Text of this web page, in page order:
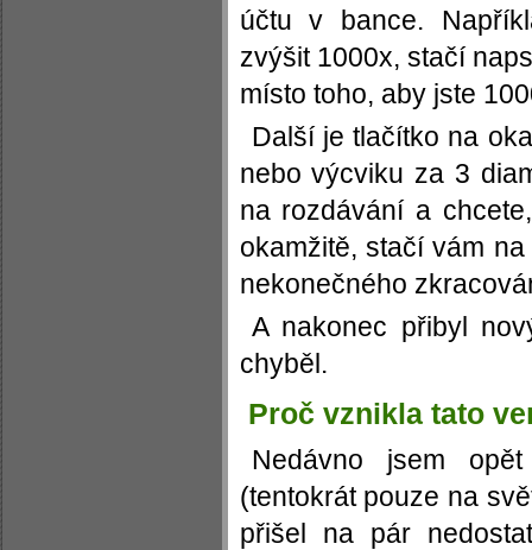
účtu v bance.
zvýšit 1000x, stačí
místo toho, aby jste
Další je tlačítko na
nebo výcviku za 3
na rozdávání a
okamžitě, stačí vám
nekonečného
A nakonec přibyl
chyběl.
Proč vznikla tato
Nedávno jsem
(tentokrát pouze na
přišel na pár